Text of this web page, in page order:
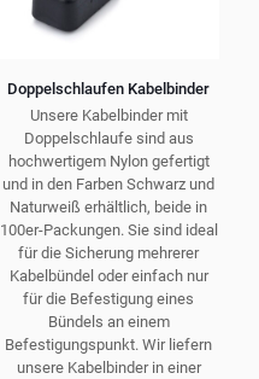
Doppelschlaufen Kabelbinder
Unsere Kabelbinder mit
Doppelschlaufe sind aus
hochwertigem Nylon gefertigt
und in den Farben Schwarz und
Naturweiß erhältlich, beide in
100er-Packungen. Sie sind ideal
für die Sicherung mehrerer
Kabelbündel oder einfach nur
für die Befestigung eines
Bündels an einem
Befestigungspunkt. Wir liefern
unsere Kabelbinder in einer